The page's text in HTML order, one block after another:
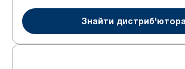
Знайти дистриб'ютора